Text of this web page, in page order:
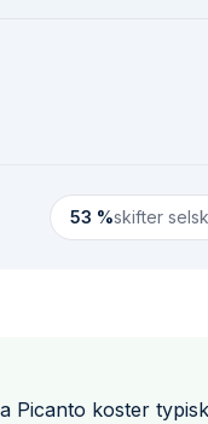
53 %skifter
Picanto koster